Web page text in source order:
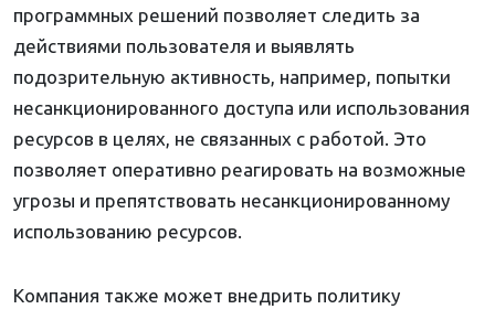
программных решений позволяет следить за
действиями пользователя и выявлять
подозрительную активность, например, попытки
несанкционированного доступа или использования
ресурсов в целях, не связанных с работой. Это
позволяет оперативно реагировать на возможные
угрозы и препятствовать несанкционированному
использованию ресурсов.
Компания также может внедрить политику